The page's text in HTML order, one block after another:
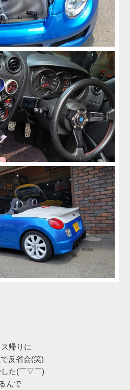
帰りに
反省会(笑)
した(￣▽￣)
んで